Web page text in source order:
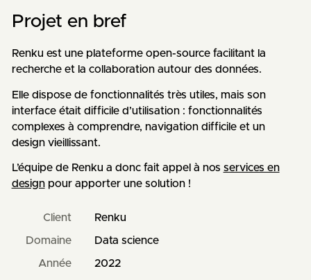
Projet en bref
Renku est une plateforme open-source facilitant la
recherche et la collaboration autour des données.
Elle dispose de fonctionnalités très utiles, mais son
interface était difficile d’utilisation : fonctionnalités
complexes à comprendre, navigation difficile et un
design vieillissant.
L’équipe de Renku a donc fait appel à nos services en
designpour apporter une solution !
Client Renku
Domaine Data science
Année 2022